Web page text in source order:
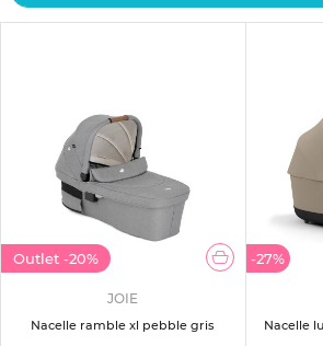
Outlet -20%
JOIE
Nacelle ramble xl pebble gris
-27%
Nacelle